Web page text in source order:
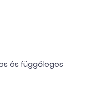
és függőleges